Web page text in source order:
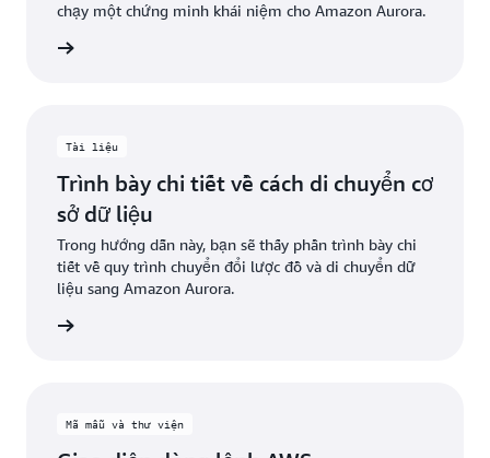
chạy một chứng minh khái niệm cho Amazon Aurora.
Tài liệu
Trình bày chi tiết về cách di chuyển cơ
sở dữ liệu
Trong hướng dẫn này, bạn sẽ thấy phần trình bày chi
tiết về quy trình chuyển đổi lược đồ và di chuyển dữ
liệu sang Amazon Aurora.
Mã mẫu và thư viện